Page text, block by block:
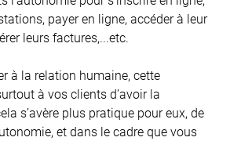
payer en ligne, accéder à leur
leurs factures,...etc.
à la relation humaine, cette
à vos clients d’avoir la
s’avère plus pratique pour eux, de
et dans le cadre que vous